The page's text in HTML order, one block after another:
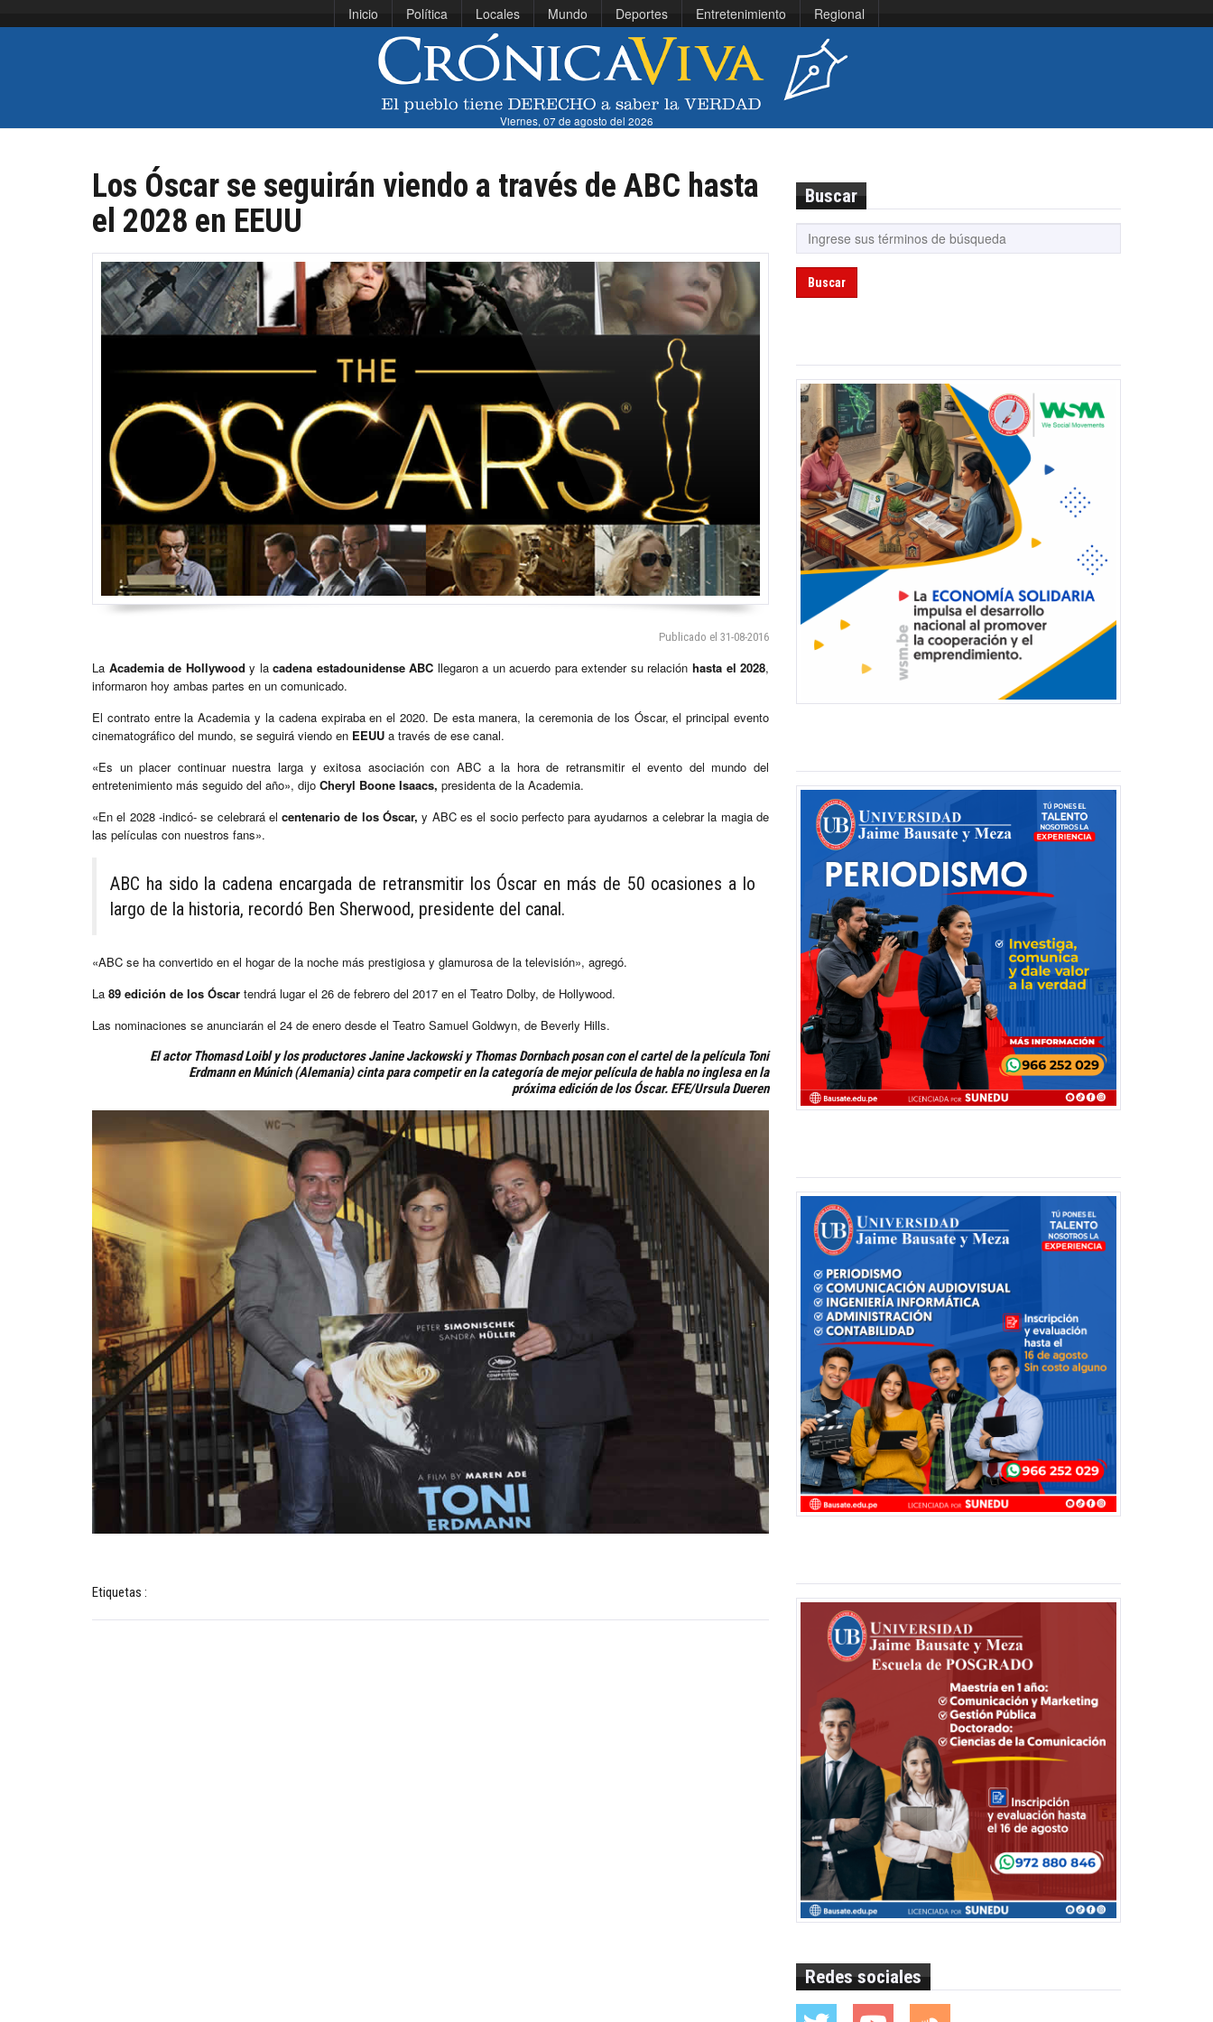
Inicio Política Locales Mundo Deportes Entretenimiento Regional
Viernes, 07 de agosto del 2026
Los Óscar se seguirán viendo a través de ABC hasta
el 2028 en EEUU
Publicado el 31-08-2016
La Academia de Hollywood y lacadena estadounidense ABC llegaron a un acuerdo para extender su relación hasta el 2028,
informaron hoy ambas partes en un comunicado.
El contrato entre la Academia y la cadena expiraba en el 2020. De esta manera, la ceremonia de los Óscar, el principal evento
cinematográfico del mundo, se seguirá viendo en EEUU a través de ese canal.
«Es un placer continuar nuestra larga y exitosa asociación con ABC a la hora de retransmitir el evento del mundo del
entretenimiento más seguido del año», dijo Cheryl Boone Isaacs, presidenta de la Academia.
«En el 2028 -indicó- se celebrará elcentenario de los Óscar, y ABC es el socio perfecto para ayudarnos a celebrar la magia de
las películas con nuestros fans».
ABC ha sido la cadena encargada de retransmitir los Óscar en más de 50 ocasiones a lo
largo de la historia, recordó Ben Sherwood, presidente del canal.
«ABC se ha convertido en el hogar de la noche más prestigiosa y glamurosa de la televisión», agregó.
La 89 edición de los Óscar tendrá lugar el 26 de febrero del 2017 en el Teatro Dolby, de Hollywood.
Las nominaciones se anunciarán el 24 de enero desde el Teatro Samuel Goldwyn, de Beverly Hills.
El actor Thomasd Loibl y los productores Janine Jackowski y Thomas Dornbach posan con el cartel de la película Toni
Erdmannen Múnich (Alemania) cinta para competir en la categoría de mejor película de habla no inglesa en la
próxima edición de los Óscar. EFE/Ursula Dueren
Etiquetas :
Buscar
Buscar
Redes sociales